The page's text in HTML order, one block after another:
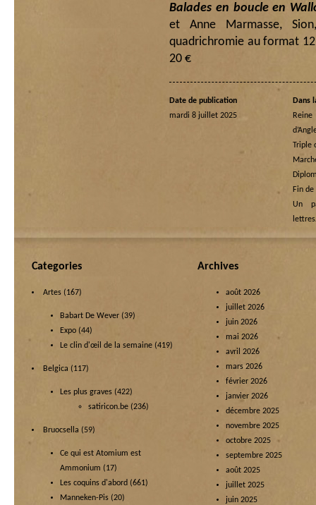
Balades en boucle en
et Anne Marmasse,
quadrichromie au format
20 €
Date de publication
mardi 8 juillet 2025
Dans
Triple
Fin
Un
Categories
Artes (167)
Babart De Wever (39)
Expo (44)
Le clin d'œil de la semaine (419)
Belgica (117)
Les plus graves (422)
satiricon.be (236)
Bruocsella (59)
Ce qui est Atomium est
Ammonium (17)
Les coquins d'abord (661)
Manneken-Pis (20)
Archives
août 2026
juillet 2026
juin 2026
mai 2026
avril 2026
mars 2026
février 2026
janvier 2026
décembre 2025
novembre 2025
octobre 2025
septembre 2025
août 2025
juillet 2025
juin 2025